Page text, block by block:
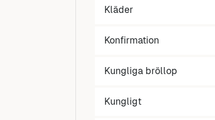
Kläder
Konfirmation
Kungliga bröllop
Kungligt